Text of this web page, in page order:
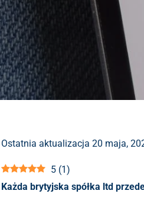
Ostatnia aktualizacja 20 maja,
5 (1)
Każda brytyjska spółka ltd